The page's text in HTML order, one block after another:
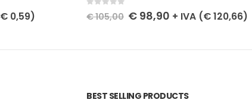
€ 0,59) €105,00 € 98,90 + IVA (€120,66)
BEST SELLING PRODUCTS